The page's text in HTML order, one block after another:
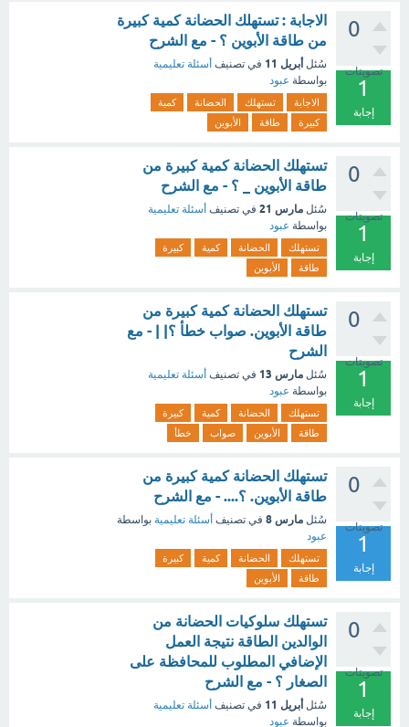
0
تصويتات
1
إجابة
الاجابة : تستهلك الحضانة كمية كبيرة
من طاقة الأبوين ؟ - مع الشرح
سُئل أبريل 11 في تصنيف أسئلة تعليمية
بواسطة عبود
الاجابة تستهلك الحضانة
كمية
كبيرة
طاقة الأبوين
0
تصويتات
1
إجابة
تستهلك الحضانة كمية كبيرة من
طاقة الأبوين _ ؟ - مع الشرح
سُئل مارس 21 في تصنيف أسئلة تعليمية
بواسطة عبود
تستهلك الحضانة كمية
كبيرة
طاقة
الأبوين
0
تصويتات
1
إجابة
تستهلك الحضانة كمية كبيرة من
طاقة الأبوين. صواب خطأ ؟| | - مع
الشرح
سُئل مارس 13 في تصنيف أسئلة تعليمية
بواسطة عبود
تستهلك الحضانة كمية
كبيرة
طاقة
الأبوين صواب خطأ
0
تصويتات
1
إجابة
تستهلك الحضانة كمية كبيرة من
طاقة الأبوين. ؟.... - مع الشرح
سُئل مارس 8 في تصنيف أسئلة تعليمية بواسطة
عبود
تستهلك الحضانة كمية
كبيرة
طاقة
الأبوين
0
تصويتات
1
إجابة
تستهلك سلوكيات الحضانة من
الوالدين الطاقة نتيجة العمل
الإضافي المطلوب للمحافظة على
الصغار ؟ - مع الشرح
سُئل أبريل 11 في تصنيف أسئلة تعليمية
بواسطة عبود